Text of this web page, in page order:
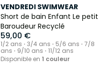
VENDREDI SWIMWEAR
Short de bain Enfant Le petit
Baroudeur Recyclé
59,00 €
1/2 ans ⋅ 3/4 ans ⋅ 5/6 ans ⋅ 7/8
ans ⋅ 9/10 ans ⋅ 11/12 ans
Disponible en 1 couleur